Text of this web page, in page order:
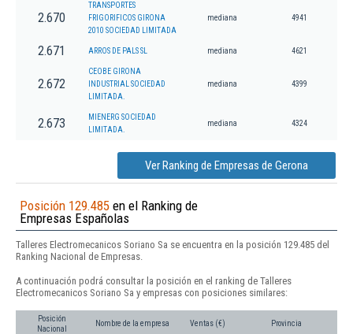
2.670
TRANSPORTES
FRIGORIFICOS GIRONA
2010 SOCIEDAD LIMITADA
mediana 4941
2.671 ARROS DE PALS SL mediana 4621
2.672
CEOBE GIRONA
INDUSTRIAL SOCIEDAD
LIMITADA.
mediana 4399
2.673
MIENERG SOCIEDAD
LIMITADA.
mediana 4324
Ver Ranking de Empresas de Gerona
Posición 129.485 en el Ranking de
Empresas Españolas
Talleres Electromecanicos Soriano Sa se encuentra en la posición 129.485 del
Ranking Nacional de Empresas.
A continuación podrá consultar la posición en el ranking de Talleres
Electromecanicos Soriano Sa y empresas con posiciones similares:
Posición
Nacional
Nombre de la empresa Ventas (€) Provincia